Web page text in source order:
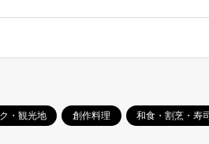
・観光地 創作料理 和食・割烹・寿